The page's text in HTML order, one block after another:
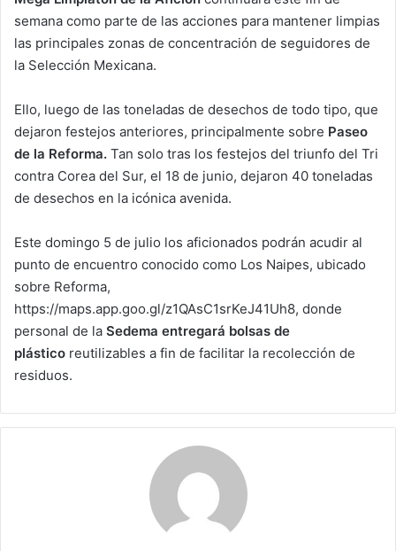
semana como parte de las acciones para mantener limpias
las principales zonas de concentración de seguidores de
la Selección Mexicana.
Ello, luego de las toneladas de desechos de todo tipo, que
dejaron festejos anteriores, principalmente sobre Paseo
de la Reforma. Tan solo tras los festejos del triunfo del Tri
contra Corea del Sur, el 18 de junio, dejaron 40 toneladas
de desechos en la icónica avenida.
Este domingo 5 de julio los aficionados podrán acudir al
punto de encuentro conocido como Los Naipes, ubicado
sobre Reforma,
https://maps.app.goo.gl/z1QAsC1srKeJ41Uh8, donde
personal de la Sedema entregará bolsas de
plástico reutilizables a fin de facilitar la recolección de
residuos.